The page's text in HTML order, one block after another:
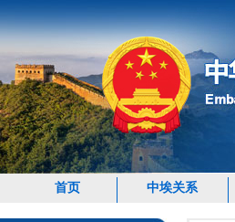
首页 中埃关系